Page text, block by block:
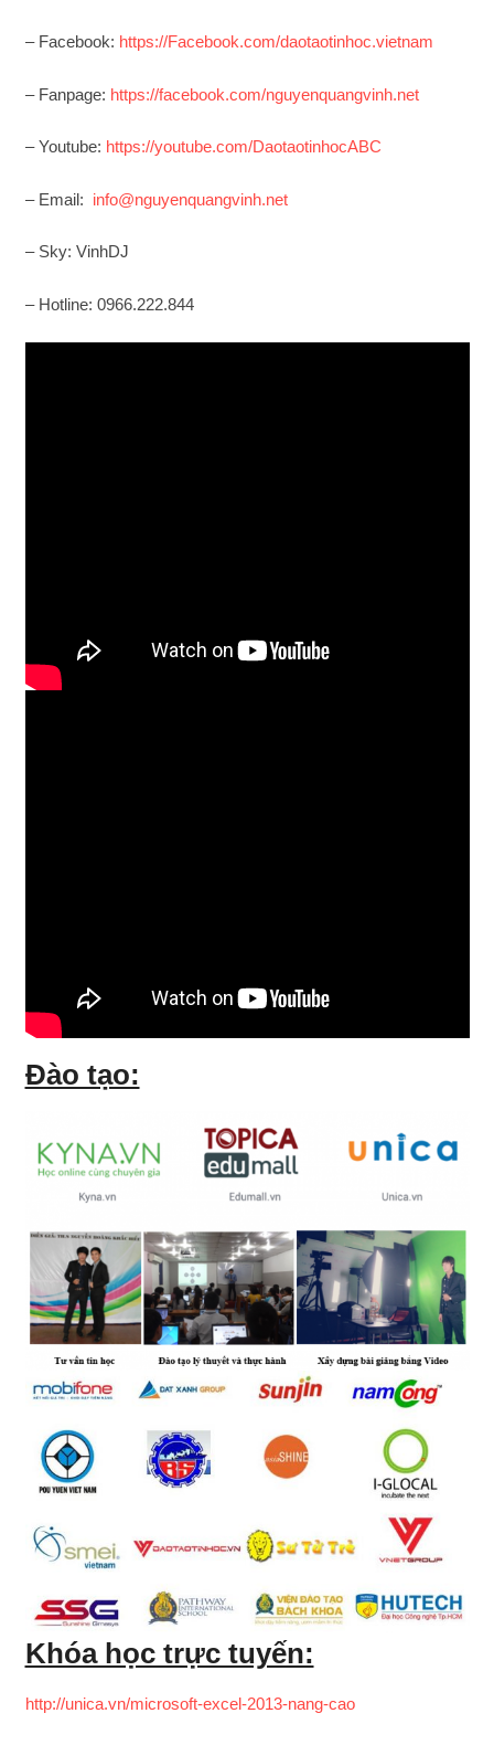
– Facebook: https://Facebook.com/daotaotinhoc.vietnam
– Fanpage: https://facebook.com/nguyenquangvinh.net
– Youtube: https://youtube.com/DaotaotinhocABC
– Email: info@nguyenquangvinh.net
– Sky: VinhDJ
– Hotline: 0966.222.844
Đào tạo:
Khóa học trực tuyến:
http://unica.vn/microsoft-excel-2013-nang-cao